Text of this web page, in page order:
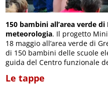
150 bambini all’area verde
meteorologia. Il progetto
18 maggio all’area verde di
di 150 bambini delle scuole
guida del Centro funzionale
Le tappe